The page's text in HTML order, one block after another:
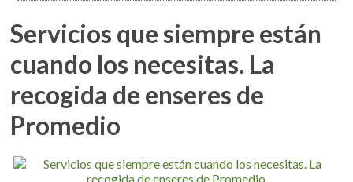
Servicios que siempre están
cuando los necesitas. La
recogida de enseres de
Promedio